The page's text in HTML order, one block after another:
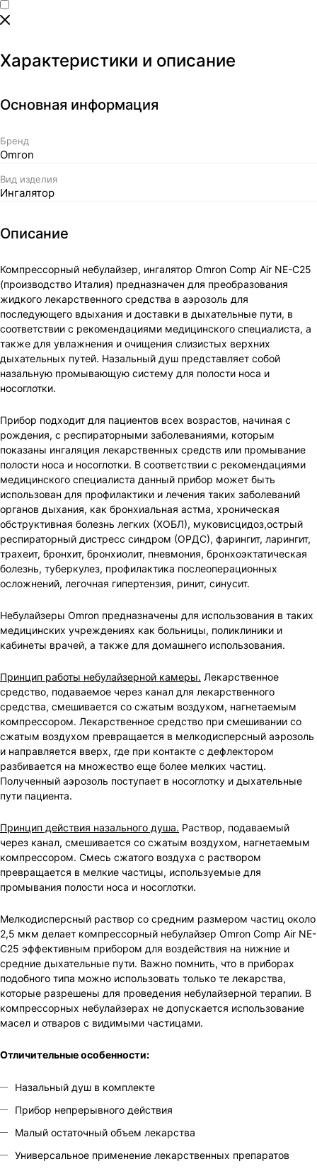
Характеристики и описание
Основная информация
Бренд
Omron
Вид изделия
Ингалятор
Описание
Компрессорный небулайзер, ингалятор Omron Comp Air NE-C25
(производство Италия) предназначен для преобразования
жидкого лекарственного средства в аэрозоль для
последующего вдыхания и доставки в дыхательные пути, в
соответствии с рекомендациями медицинского специалиста, а
также для увлажнения и очищения слизистых верхних
дыхательных путей. Назальный душ представляет собой
назальную промывающую систему для полости носа и
носоглотки.
Прибор подходит для пациентов всех возрастов, начиная с
рождения, с респираторными заболеваниями, которым
показаны ингаляция лекарственных средств или промывание
полости носа и носоглотки. В соответствии с рекомендациями
медицинского специалиста данный прибор может быть
использован для профилактики и лечения таких заболеваний
органов дыхания, как бронхиальная астма, хроническая
обструктивная болезнь легких (ХОБЛ), муковисцидоз,острый
респираторный дистресс синдром (ОРДС), фарингит, ларингит,
трахеит, бронхит, бронхиолит, пневмония, бронхоэктатическая
болезнь, туберкулез, профилактика послеоперационных
осложнений, легочная гипертензия, ринит, синусит.
Небулайзеры Omron предназначены для использования в таких
медицинских учреждениях как больницы, поликлиники и
кабинеты врачей, а также для домашнего использования.
Принцип работы небулайзерной камеры. Лекарственное
средство, подаваемое через канал для лекарственного
средства, смешивается со сжатым воздухом, нагнетаемым
компрессором. Лекарственное средство при смешивании со
сжатым воздухом превращается в мелкодисперсный аэрозоль
и направляется вверх, где при контакте с дефлектором
разбивается на множество еще более мелких частиц.
Полученный аэрозоль поступает в носоглотку и дыхательные
пути пациента.
Принцип действия назального душа. Раствор, подаваемый
через канал, смешивается со сжатым воздухом, нагнетаемым
компрессором. Смесь сжатого воздуха с раствором
превращается в мелкие частицы, используемые для
промывания полости носа и носоглотки.
Мелкодисперсный раствор со средним размером частиц около
2,5 мкм делает компрессорный небулайзер Omron Comp Air NE-
C25 эффективным прибором для воздействия на нижние и
средние дыхательные пути. Важно помнить, что в приборах
подобного типа можно использовать только те лекарства,
которые разрешены для проведения небулайзерной терапии. В
компрессорных небулайзерах не допускается использование
масел и отваров с видимыми частицами.
Отличительные особенности:
Назальный душ в комплекте
Прибор непрерывного действия
Малый остаточный объем лекарства
Универсальное применение лекарственных препаратов